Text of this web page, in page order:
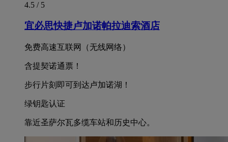
4.5 / 5
宜必思快捷卢加诺帕拉迪索酒店
免费高速互联网（无线网络）
含提契诺通票！
步行片刻即可到达卢加诺湖！
绿钥匙认证
靠近圣萨尔瓦多缆车站和历史中心。